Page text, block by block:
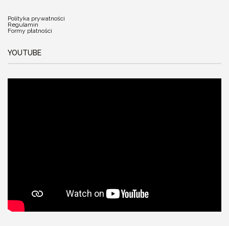
Polityka prywatności
Regulamin
Formy płatności
YOUTUBE